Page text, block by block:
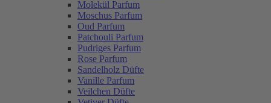
Molekül Parfum
Moschus Parfum
Oud Parfum
Patchouli Parfum
Pudriges Parfum
Rose Parfum
Sandelholz Düfte
Vanille Parfum
Veilchen Düfte